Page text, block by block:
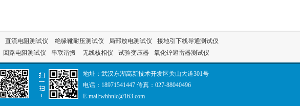
直流电阻测试仪 绝缘靴耐压测试仪 局部放电测试仪
接地引下线导通测试仪
回路电阻测试仪 串联谐振 无线核相仪 试验变压器 氧化锌避雷器测试仪
地址：武汉东湖高新技术开发区关山大道301号
电话：18971541447 传真：027-88040496
E-mail:whhnlc@163.com